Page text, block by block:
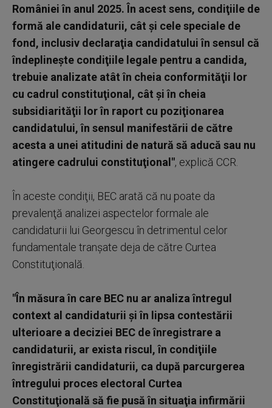
României în anul 2025. În acest sens, condiţiile de
formă ale candidaturii, cât şi cele speciale de
fond, inclusiv declaraţia candidatului în sensul că
îndeplineşte condiţiile legale pentru a candida,
trebuie analizate atât în cheia conformităţii lor
cu cadrul constituţional, cât şi în cheia
subsidiarităţii lor în raport cu poziţionarea
candidatului, în sensul manifestării de către
acesta a unei atitudini de natură să aducă sau nu
atingere cadrului constituţional", explică CCR.
În aceste condiţii, BEC arată că nu poate da
prevalenţă analizei aspectelor formale ale
candidaturii lui Georgescu în detrimentul celor
fundamentale tranşate deja de către Curtea
Constituţională.
"În măsura în care BEC nu ar analiza întregul
context al candidaturii şi în lipsa contestării
ulterioare a deciziei BEC de înregistrare a
candidaturii, ar exista riscul, în condiţiile
înregistrării candidaturii, ca după parcurgerea
întregului proces electoral Curtea
Constituţională să fie pusă în situaţia infirmării